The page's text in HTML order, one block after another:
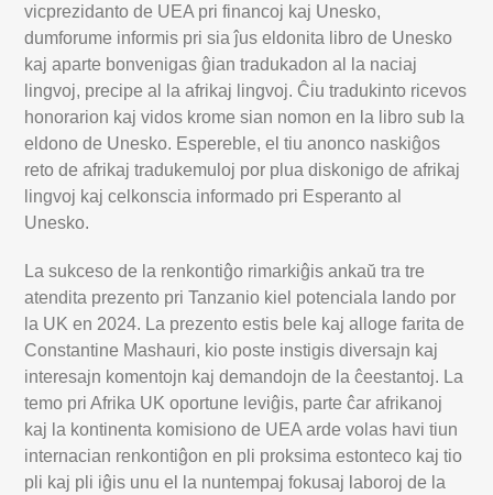
vicprezidanto de UEA pri financoj kaj Unesko,
dumforume informis pri sia ĵus eldonita libro de Unesko
kaj aparte bonvenigas ĝian tradukadon al la naciaj
lingvoj, precipe al la afrikaj lingvoj. Ĉiu tradukinto ricevos
honorarion kaj vidos krome sian nomon en la libro sub la
eldono de Unesko. Espereble, el tiu anonco naskiĝos
reto de afrikaj tradukemuloj por plua diskonigo de afrikaj
lingvoj kaj celkonscia informado pri Esperanto al
Unesko.
La sukceso de la renkontiĝo rimarkiĝis ankaŭ tra tre
atendita prezento pri Tanzanio kiel potenciala lando por
la UK en 2024. La prezento estis bele kaj alloge farita de
Constantine Mashauri, kio poste instigis diversajn kaj
interesajn komentojn kaj demandojn de la ĉeestantoj. La
temo pri Afrika UK oportune leviĝis, parte ĉar afrikanoj
kaj la kontinenta komisiono de UEA arde volas havi tiun
internacian renkontiĝon en pli proksima estonteco kaj tio
pli kaj pli iĝis unu el la nuntempaj fokusaj laboroj de la